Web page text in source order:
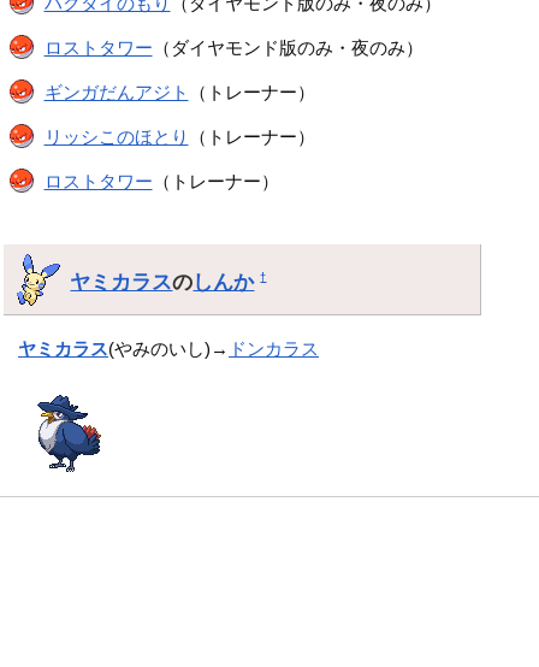
ロストタワー （ダイヤモンド版のみ・夜のみ）
ギンガだんアジト （トレーナー）
リッシこのほとり （トレーナー）
ロストタワー （トレーナー）
ヤミカラスのしんか †
ヤミカラス(やみのいし)→ ドンカラス